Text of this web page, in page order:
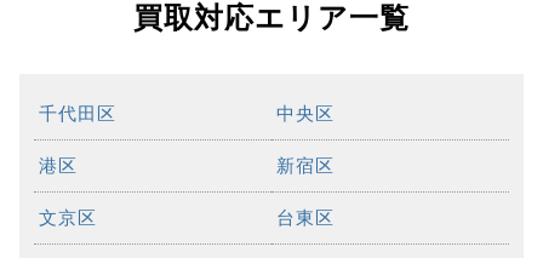
買取対応エリア一覧
千代田区 中央区
港区 新宿区
文京区 台東区